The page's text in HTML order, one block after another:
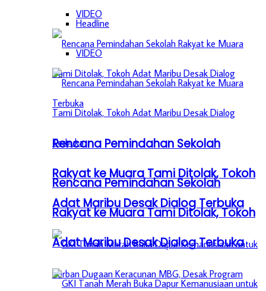
VIDEO
Rencana Pemindahan Sekolah
Rakyat ke Muara Tami Ditolak, Tokoh
Adat Maribu Desak Dialog Terbuka
Headline
VIDEO
Rencana Pemindahan Sekolah
Rakyat ke Muara Tami Ditolak, Tokoh
Adat Maribu Desak Dialog Terbuka